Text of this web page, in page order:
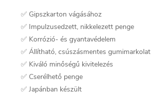
✅ Gipszkarton vágásához
✅ Impulzusedzett, nikkelezett penge
✅ Korrózió- és gyantavédelem
✅ Állítható, csúszásmentes gumimarkolat
✅ Kiváló minőségű kivitelezés
✅ Cserélhető penge
✅ Japánban készült